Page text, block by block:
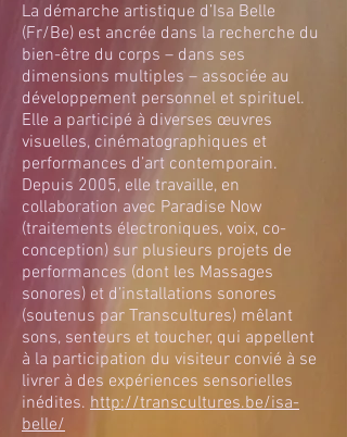
La démarche artistique d’Isa Belle
(Fr/Be) est ancrée dans la recherche du
bien-être du corps – dans ses
dimensions multiples – associée au
développement personnel et spirituel.
Elle a participé à diverses œuvres
visuelles, cinématographiques et
performances d’art contemporain.
Depuis 2005, elle travaille, en
collaboration avec Paradise Now
(traitements électroniques, voix, co-
conception) sur plusieurs projets de
performances (dont les Massages
sonores) et d’installations sonores
(soutenus par Transcultures) mêlant
sons, senteurs et toucher, qui appellent
à la participation du visiteur convié à se
livrer à des expériences sensorielles
inédites. http://transcultures.be/isa-
belle/